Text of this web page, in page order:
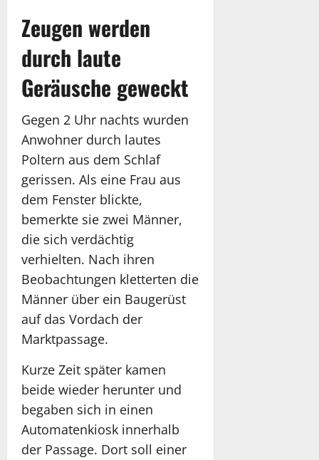
Zeugen werden
durch laute
Geräusche geweckt
Gegen 2 Uhr nachts wurden
Anwohner durch lautes
Poltern aus dem Schlaf
gerissen. Als eine Frau aus
dem Fenster blickte,
bemerkte sie zwei Männer,
die sich verdächtig
verhielten. Nach ihren
Beobachtungen kletterten die
Männer über ein Baugerüst
auf das Vordach der
Marktpassage.
Kurze Zeit später kamen
beide wieder herunter und
begaben sich in einen
Automatenkiosk innerhalb
der Passage. Dort soll einer